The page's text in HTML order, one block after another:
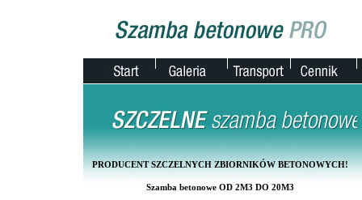
PRODUCENT SZCZELNYCH ZBIORNIKÓW BETONOWYCH!
Szamba betonowe OD 2M3 DO 20M3